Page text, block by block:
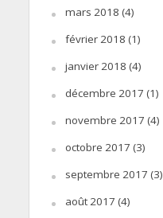
mars 2018 (4)
février 2018 (1)
janvier 2018 (4)
décembre 2017 (1)
novembre 2017 (4)
octobre 2017 (3)
septembre 2017 (3)
août 2017 (4)